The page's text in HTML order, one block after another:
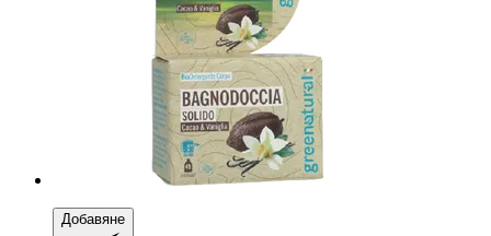
Добавяне